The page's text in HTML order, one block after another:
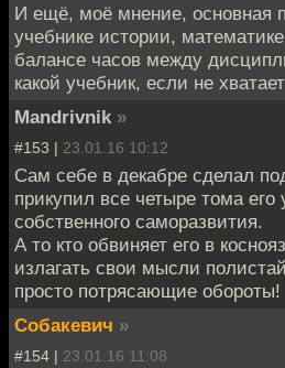
И ещё, моё мнение, основная
учебнике истории,
балансе часов между
какой учебник, если не
Mandrivnik »
#153 | 23.01.16 10:12
Сам себе в декабре сделал
прикупил все четыре тома его
собственного саморазвития.
А то кто обвиняет его в
излагать свои мысли
просто потрясающие обороты!
Собакевич »
#154 | 23.01.16 11:08